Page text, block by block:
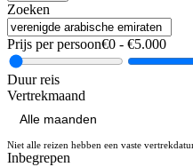
Zoeken
Prijs per persoon€0 - €5.000
Duur reis
Vertrekmaand
Niet alle reizen hebben een vaste
Inbegrepen